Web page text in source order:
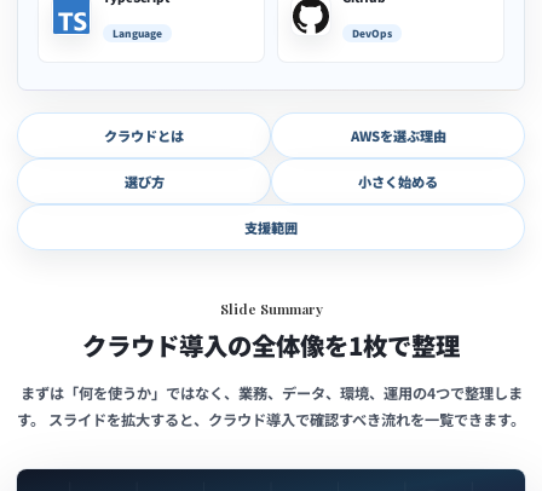
Language DevOps
クラウドとは AWSを選ぶ理由
選び方 小さく始める
支援範囲
Slide Summary
クラウド導入の全体像を1枚で整理
まずは「何を使うか」ではなく、業務、データ、環境、運用の4つで整理しま
す。 スライドを拡大すると、クラウド導入で確認すべき流れを一覧できます。